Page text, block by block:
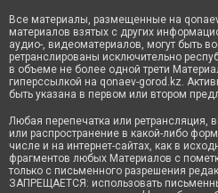
Все материалы, размещенные на
материалов взятых с других
аудио-, видеоматериалов, могут быть
ретранслированы исключительно
в объеме не более одной трети
гиперссылкой на qonaev-gorod.kz.
быть указана в первом или втором
Любая перепечатка или ретрансляция,
или распространение в какой-либо
числе и на интернет-сайтах, как в
фрагментов любых Материалов с
только с письменного разрешения
ЗАПРЕЩАЕТСЯ: использовать